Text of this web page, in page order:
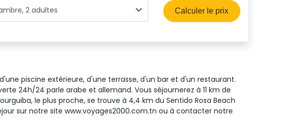
, 2 adultes Calculer le prix
piscine extérieure, d'une terrasse, d'un bar et d'un restaurant.
24h/24 parle arabe et allemand. Vous séjournerez à 11 km de
le plus proche, se trouve à 4,4 km du Sentido Rosa Beach
sur notre site www.voyages2000.com.tn ou à contacter notre